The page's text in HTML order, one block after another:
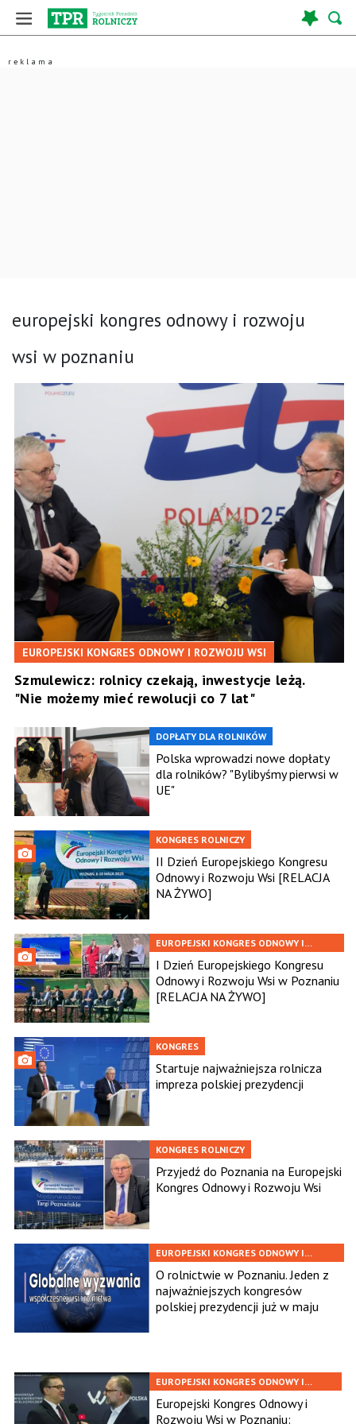
europejski kongres odnowy i rozwoju
wsi w poznaniu
EUROPEJSKI KONGRES ODNOWY I ROZWOJU WSI
Szmulewicz: rolnicy czekają, inwestycje leżą.
"Nie możemy mieć rewolucji co 7 lat"
DOPŁATY DLA ROLNIKÓW
Polska wprowadzi nowe dopłaty
dla rolników? "Bylibyśmy pierwsi w
UE"
KONGRES ROLNICZY
II Dzień Europejskiego Kongresu
Odnowy i Rozwoju Wsi [RELACJA
NA ŻYWO]
EUROPEJSKI KONGRES ODNOWY I
ROZWOJU WSI W POZNANIU
I Dzień Europejskiego Kongresu
Odnowy i Rozwoju Wsi w Poznaniu
[RELACJA NA ŻYWO]
KONGRES
Startuje najważniejsza rolnicza
impreza polskiej prezydencji
KONGRES ROLNICZY
Przyjedź do Poznania na Europejski
Kongres Odnowy i Rozwoju Wsi
EUROPEJSKI KONGRES ODNOWY I
ROZWOJU WSI
O rolnictwie w Poznaniu. Jeden z
najważniejszych kongresów
polskiej prezydencji już w maju
EUROPEJSKI KONGRES ODNOWY I
ROZWOJU WSI
Europejski Kongres Odnowy i
Rozwoju Wsi w Poznaniu: